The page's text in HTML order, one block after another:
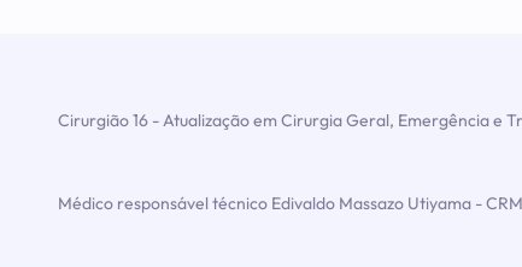
Cirurgião 16 - Atualização em Cirurgia Geral, Emergência e
Médico responsável técnico Edivaldo Massazo Utiyama -